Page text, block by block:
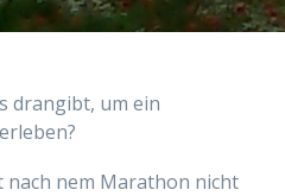
drangibt, um ein
nach nem Marathon nicht